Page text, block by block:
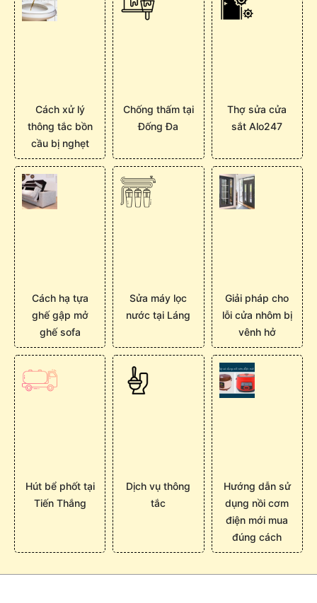
Cách xử lý
thông tắc bồn
cầu bị nghẹt
Chống thấm tại
Đống Đa
Thợ sửa cửa
sắt Alo247
Cách hạ tựa
ghế gập mở
ghế sofa
Sửa máy lọc
nước tại Láng
Giải pháp cho
lỗi cửa nhôm bị
vênh hở
Hút bể phốt tại
Tiến Thắng
Dịch vụ thông
tắc
Hướng dẫn sử
dụng nồi cơm
điện mới mua
đúng cách